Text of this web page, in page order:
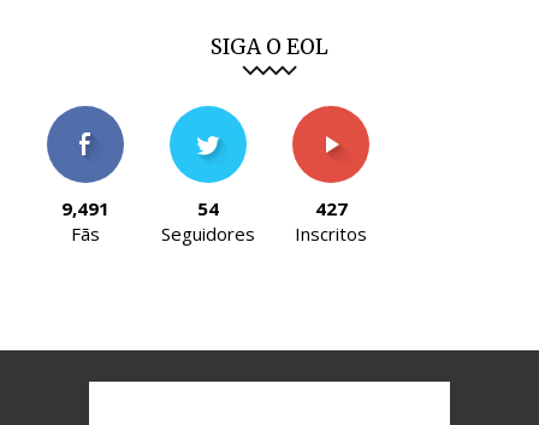
SIGA O EOL
9,491
Fãs
54
Seguidores
427
Inscritos